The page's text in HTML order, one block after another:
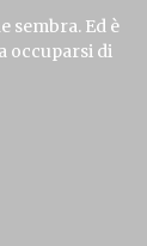
sembra. Ed è
occuparsi di